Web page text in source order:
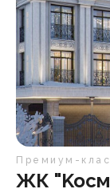
Премиум-
ЖК